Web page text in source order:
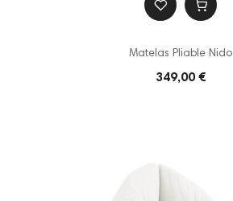
Matelas Pliable Nido
349,00 €